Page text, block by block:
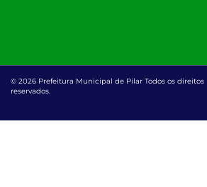
© 2026 Prefeitura Municipal de Pilar Todos os direitos
reservados.